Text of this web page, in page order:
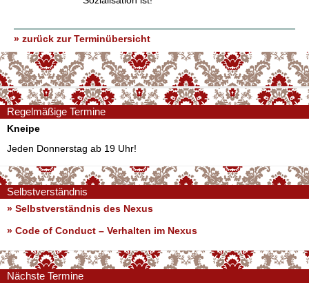
» zurück zur Terminübersicht
Regelmäßige Termine
Kneipe
Jeden Donnerstag ab 19 Uhr!
Selbstverständnis
» Selbstverständnis des Nexus
» Code of Conduct – Verhalten im Nexus
Nächste Termine